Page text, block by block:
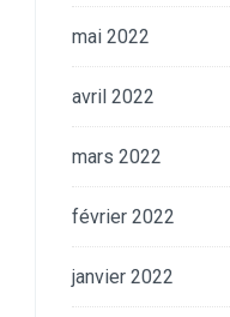
mai 2022
avril 2022
mars 2022
février 2022
janvier 2022